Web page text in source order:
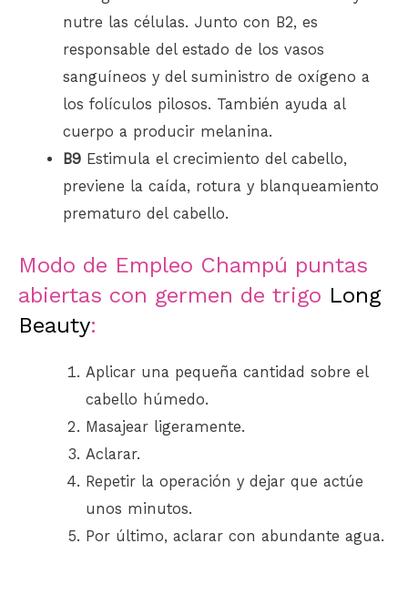
nutre las células. Junto con B2, es
responsable del estado de los vasos
sanguíneos y del suministro de oxígeno a
los folículos pilosos. También ayuda al
cuerpo a producir melanina.
B9 Estimula el crecimiento del cabello,
previene la caída, rotura y blanqueamiento
prematuro del cabello.
Modo de Empleo Champú puntas
abiertas con germen de trigo Long
Beauty:
Aplicar una pequeña cantidad sobre el
cabello húmedo.
Masajear ligeramente.
Aclarar.
Repetir la operación y dejar que actúe
unos minutos.
Por último, aclarar con abundante agua.